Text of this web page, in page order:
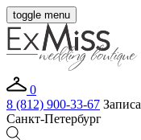
toggle menu
0
8 (812) 900-33-67
Санкт-Петербург